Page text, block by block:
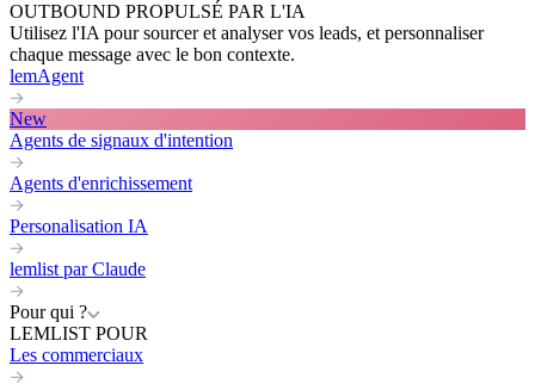
OUTBOUND PROPULSÉ PAR L'IA
Utilisez l'IA pour sourcer et analyser vos leads, et personnaliser
chaque message avec le bon contexte.
lemAgent
New
Agents de signaux d'intention
Agents d'enrichissement
Personalisation IA
lemlist par Claude
Pour qui ?
LEMLIST POUR
Les commerciaux